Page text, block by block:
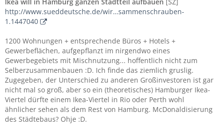
http://www.sueddeutsche.de/wir…sammenschrauben-
1.1447040
1200 Wohnungen + entsprechende Büros + Hotels +
Gewerbeflächen, aufgepflanzt im nirgendwo eines
Gewerbegebiets mit Mischnutzung... hoffentlich nicht zum
Selberzusammenbauen :D. Ich finde das ziemlich gruslig.
Zugegeben, der Unterschied zu anderen Großinvestoren ist gar
nicht mal so groß, aber so ein (theoretisches) Hamburger Ikea-
Viertel dürfte einem Ikea-Viertel in Rio oder Perth wohl
ähnlicher sehen als dem Rest von Hamburg. McDonaldisierung
des Städtebaus? Ohje :D.